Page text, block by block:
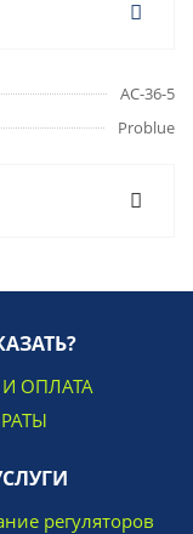
AC-36-5
Problue
ОПЛАТА
регуляторов